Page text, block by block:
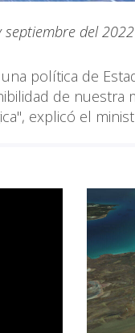
del
política de
de nuestra
explicó el